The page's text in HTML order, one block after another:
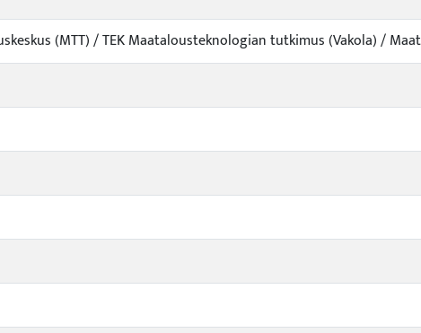
(MTT) / TEK Maatalousteknologian tutkimus (Vakola) /